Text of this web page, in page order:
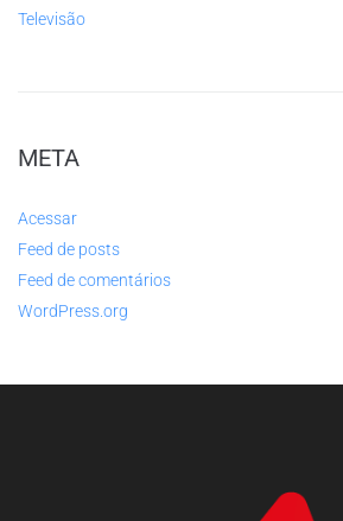
Televisão
META
Acessar
Feed de posts
Feed de comentários
WordPress.org